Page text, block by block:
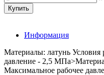
Информация
Материалы: латунь Условия
давление - 2,5
Максимальное рабочее